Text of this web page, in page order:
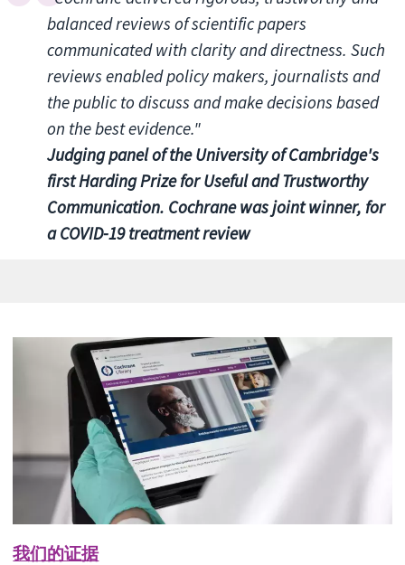
balanced reviews of scientific papers
communicated with clarity and directness. Such
reviews enabled policy makers, journalists and
the public to discuss and make decisions based
on the best evidence."
Judging panel of the University of Cambridge's
first Harding Prize for Useful and Trustworthy
Communication. Cochrane was joint winner, for
a COVID-19 treatment review
我们的证据